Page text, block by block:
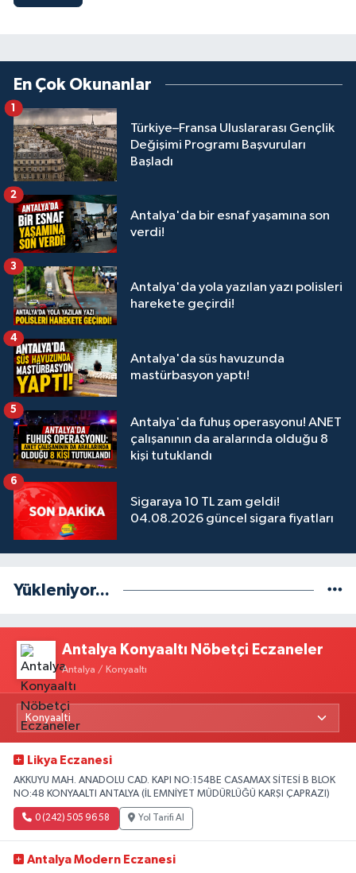
En Çok Okunanlar
Türkiye–Fransa Uluslararası Gençlik
Değişimi Programı Başvuruları
Başladı
1
Antalya'da bir esnaf yaşamına son
verdi!
2
Antalya'da yola yazılan yazı polisleri
harekete geçirdi!
3
Antalya'da süs havuzunda
mastürbasyon yaptı!
4
Antalya'da fuhuş operasyonu! ANET
çalışanının da aralarında olduğu 8
kişi tutuklandı
5
Sigaraya 10 TL zam geldi!
04.08.2026 güncel sigara fiyatları
6
Yükleniyor...
Antalya Konyaaltı Nöbetçi Eczaneler
Antalya / Konyaaltı
Likya Eczanesi
AKKUYU MAH. ANADOLU CAD. KAPI NO:154BE CASAMAX SİTESİ B BLOK
NO:48 KONYAALTI ANTALYA (İL EMNİYET MÜDÜRLÜĞÜ KARŞI ÇAPRAZI)
0 (242) 505 96 58 Yol Tarifi Al
Antalya Modern Eczanesi